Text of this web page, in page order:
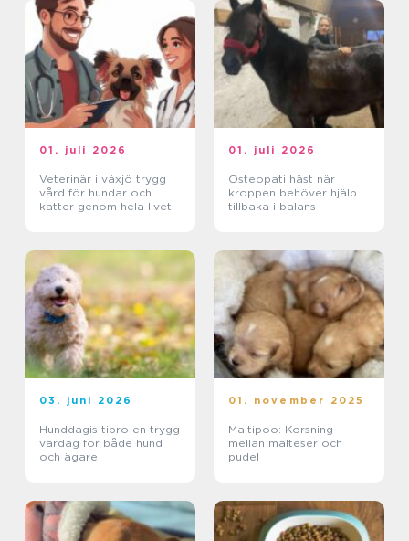
01. juli 2026
Veterinär i växjö trygg
vård för hundar och
katter genom hela livet
01. juli 2026
Osteopati häst när
kroppen behöver hjälp
tillbaka i balans
03. juni 2026
Hunddagis tibro en trygg
vardag för både hund
och ägare
01. november 2025
Maltipoo: Korsning
mellan malteser och
pudel